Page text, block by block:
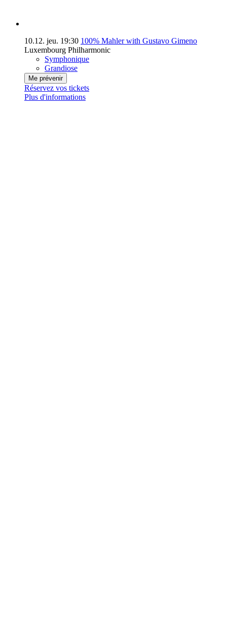
10.12. jeu. 19:30 100% Mahler with Gustavo Gimeno
Luxembourg Philharmonic
Symphonique
Grandiose
Me prévenir
Réservez vos tickets
Plus d'informations